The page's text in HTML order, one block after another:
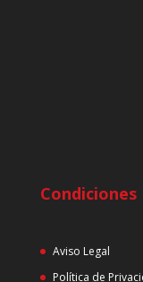
Condiciones
Aviso Legal
Política de